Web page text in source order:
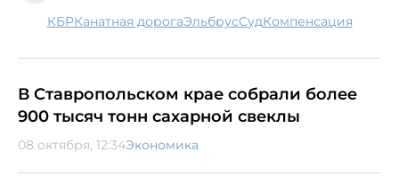
КБР Канатная дорога Эльбрус суд компенсация
В Ставропольском крае собрали более
900 тысяч тонн сахарной свеклы
08 октября, 12:34Экономика